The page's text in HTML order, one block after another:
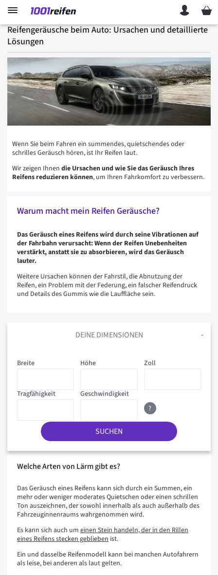
Mein
Reifengeräusche beim Auto: Ursachen und detaillierte
Lösungen
Wenn Sie beim Fahren ein summendes, quietschendes oder
schrilles Geräusch hören, ist Ihr Reifen laut.
Wir zeigen Ihnen die Ursachen und wie Sie das Geräusch Ihres
Reifens reduzieren können, um Ihren Fahrkomfort zu verbessern.
Warum macht mein Reifen Geräusche?
Das Geräusch eines Reifens wird durch seine Vibrationen auf
der Fahrbahn verursacht: Wenn der Reifen Unebenheiten
verstärkt, anstatt sie zu absorbieren, wird das Geräusch
lauter.
Weitere Ursachen können der Fahrstil, die Abnutzung der
Reifen, ein Problem mit der Federung, ein falscher Reifendruck
und Details des Gummis wie die Lauffläche sein.
DEINE DIMENSIONEN
Zoll
Höhe
Tragfähigkeit Geschwindigkeit
Breite
?
SUCHEN
Welche Arten von Lärm gibt es?
Das Geräusch eines Reifens kann sich durch ein Summen, ein
mehr oder weniger moderates Quietschen oder einen schrillen
Ton auszeichnen, der sowohl innerhalb als auch außerhalb des
Fahrzeuginnenraums wahrgenommen wird.
Es kann sich auch um einen Stein handeln, der in den Rillen
eines Reifens stecken geblieben ist.
Ein und dasselbe Reifenmodell kann bei manchen Autofahrern
als leise, bei anderen als laut gelten.